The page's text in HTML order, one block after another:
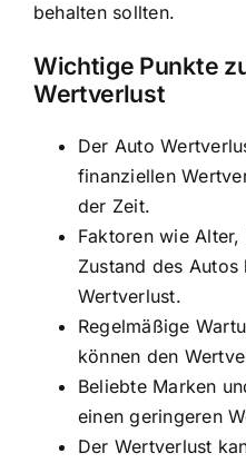
behalten sollten.
Wichtige Punkte
Wertverlust
Der Auto
finanziellen
der Zeit.
Faktoren wie
Zustand des
Wertverlust.
Regelmäßige
können den
Beliebte Marken
einen geringeren
Der Wertverlust